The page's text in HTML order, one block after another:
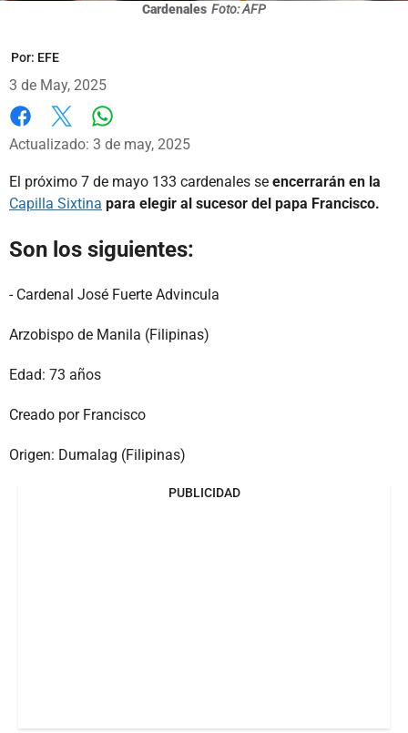
Cardenales Foto: AFP
Por: EFE
3 de May, 2025
Facebook
X
Actualizado: 3 de may, 2025
El próximo 7 de mayo 133 cardenales se encerrarán en la
Capilla Sixtina para elegir al sucesor del papa Francisco.
Son los siguientes:
- Cardenal José Fuerte Advincula
Arzobispo de Manila (Filipinas)
Edad: 73 años
Creado por Francisco
Origen: Dumalag (Filipinas)
PUBLICIDAD